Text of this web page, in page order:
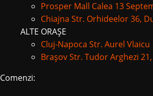
Prosper Mall Calea 13
Chiajna Str. Orhideelor 36,
ALTE ORAȘE
Cluj-Napoca Str. Aurel
BrașovStr. Tudor Arghezi
Comenzi: